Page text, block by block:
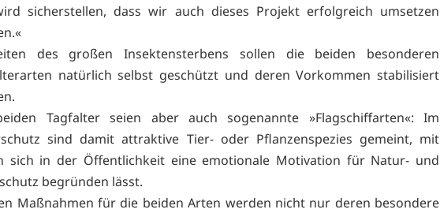
sicherstellen, dass wir auch dieses Projekt erfolgreich umsetzen
des großen Insektensterbens sollen die beiden besonderen
natürlich selbst geschützt und deren Vorkommen stabilisiert
Tagfalter seien aber auch sogenannte »Flagschiffarten«: Im
sind damit attraktive Tier- oder Pflanzenspezies gemeint, mit
sich in der Öffentlichkeit eine emotionale Motivation für Natur- und
begründen lässt.
Maßnahmen für die beiden Arten werden nicht nur deren besondere